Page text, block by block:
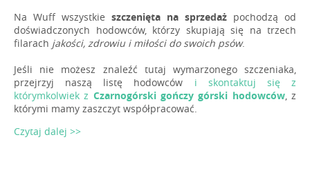
Na Wuff wszystkie szczenięta na sprzedaż pochodzą od
doświadczonych hodowców, którzy skupiają się na trzech
filarach jakości, zdrowiu i miłości do swoich psów.
Jeśli nie możesz znaleźć tutaj wymarzonego szczeniaka,
przejrzyj naszą listę hodowców i skontaktuj się z
którymkolwiek z Czarnogórski gończy górski hodowców, z
którymi mamy zaszczyt współpracować.
Czytaj dalej >>